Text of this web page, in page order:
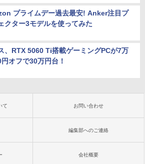
プライムデー過去最安! Anker注目プ
クター3モデルを使ってみた
、RTX 5060 Ti搭載ゲーミングPCが7万
オフで30万円台！
て お問い合わせ
編集部へのご連絡
会社概要